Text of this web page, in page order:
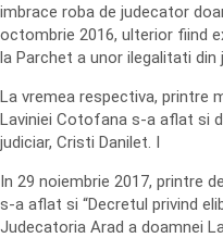
imbrace roba de judecator
octombrie 2016, ulterior fiind
la Parchet a unor ilegalitati din
La vremea respectiva, printre
Laviniei Cotofana s-a aflat si
judiciar, Cristi Danilet. I
In 29 noiembrie 2017, printre
s-a aflat si “Decretul privind
Judecatoria Arad a doamnei